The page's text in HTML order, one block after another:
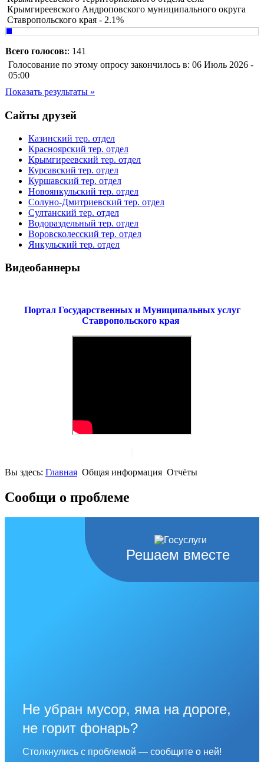
Крымгиреевского Андроповского муниципального округа
Ставропольского края - 2.1%
Всего голосов:: 141
Голосование по этому опросу закончилось в: 06 Июль 2026 -
05:00
Показать результаты »
Сайты друзей
Казинский тер. отдел
Красноярский тер. отдел
Крымгиреевский тер. отдел
Курсавский тер. отдел
Куршавский тер. отдел
Новоянкульский тер. отдел
Солуно-Дмитриевский тер. отдел
Султанский тер. отдел
Водораздельный тер. отдел
Воровсколесский тер. отдел
Янкульский тер. отдел
Видеобаннеры
Портал Государственных и Муниципальных услуг
Ставропольского края
Вы здесь: Главная Общая информация Отчёты
Сообщи о проблеме
Решаем вместе
Не убран мусор, яма на дороге,
не горит фонарь?
Столкнулись с проблемой — сообщите о ней!